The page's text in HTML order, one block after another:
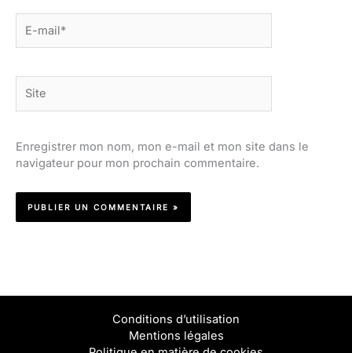
mail*
Enregistrer mon nom, mon e-mail et mon site dans le
navigateur pour mon prochain commentaire.
Conditions d’utilisation
Mentions légales